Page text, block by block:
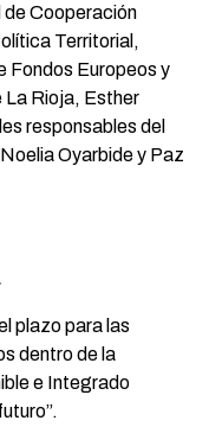
Cooperación
Territorial,
Fondos Europeos y
La Rioja, Esther
responsables del
Oyarbide y Paz
plazo para las
dentro de la
e Integrado